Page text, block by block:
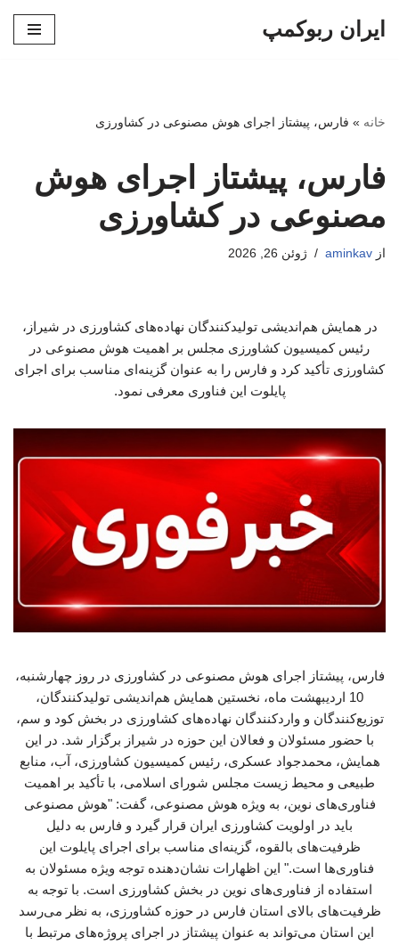
ایران ربوکمپ
خانه » فارس، پیشتاز اجرای هوش مصنوعی در کشاورزی
فارس، پیشتاز اجرای هوش
مصنوعی در کشاورزی
از aminkav ژوئن 26, 2026
در همایش هم‌اندیشی تولیدکنندگان نهاده‌های کشاورزی در شیراز،
رئیس کمیسیون کشاورزی مجلس بر اهمیت هوش مصنوعی در
کشاورزی تأکید کرد و فارس را به عنوان گزینه‌ای مناسب برای اجرای
پایلوت این فناوری معرفی نمود.
فارس، پیشتاز اجرای هوش مصنوعی در کشاورزی در روز چهارشنبه،
10 اردیبهشت ماه، نخستین همایش هم‌اندیشی تولیدکنندگان،
توزیع‌کنندگان و واردکنندگان نهاده‌های کشاورزی در بخش کود و سم،
با حضور مسئولان و فعالان این حوزه در شیراز برگزار شد. در این
همایش، محمدجواد عسکری، رئیس کمیسیون کشاورزی، آب، منابع
طبیعی و محیط زیست مجلس شورای اسلامی، با تأکید بر اهمیت
فناوری‌های نوین، به ویژه هوش مصنوعی، گفت: "هوش مصنوعی
باید در اولویت کشاورزی ایران قرار گیرد و فارس به دلیل
ظرفیت‌های بالقوه، گزینه‌ای مناسب برای اجرای پایلوت این
فناوری‌ها است." این اظهارات نشان‌دهنده توجه ویژه مسئولان به
استفاده از فناوری‌های نوین در بخش کشاورزی است. با توجه به
ظرفیت‌های بالای استان فارس در حوزه کشاورزی، به نظر می‌رسد
این استان می‌تواند به عنوان پیشتاز در اجرای پروژه‌های مرتبط با